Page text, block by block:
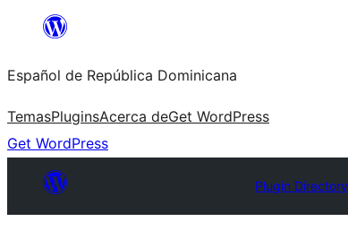
Saltar
contenido
Español de República Dominicana
TemasPluginsAcerca deGet WordPress
Get WordPress
Plugin Directory